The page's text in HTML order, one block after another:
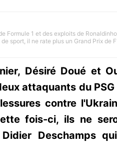
Formule 1 et des exploits de
sport, il ne rate plus un Grand Prix de
Désiré Doué et
attaquants du
contre
fois-ci, ils ne
Deschamps